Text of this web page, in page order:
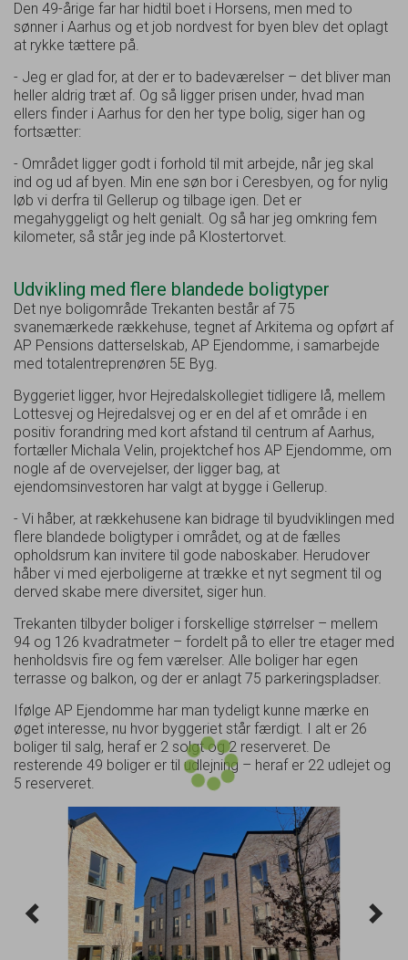
Den 49-årige far har hidtil boet i Horsens, men med to
sønner i Aarhus og et job nordvest for byen blev det oplagt
at rykke tættere på.
- Jeg er glad for, at der er to badeværelser – det bliver man
heller aldrig træt af. Og så ligger prisen under, hvad man
ellers finder i Aarhus for den her type bolig, siger han og
fortsætter:
- Området ligger godt i forhold til mit arbejde, når jeg skal
ind og ud af byen. Min ene søn bor i Ceresbyen, og for nylig
løb vi derfra til Gellerup og tilbage igen. Det er
megahyggeligt og helt genialt. Og så har jeg omkring fem
kilometer, så står jeg inde på Klostertorvet.
Udvikling med flere blandede boligtyper
Det nye boligområde Trekanten består af 75
svanemærkede rækkehuse, tegnet af Arkitema og opført af
AP Pensions datterselskab, AP Ejendomme, i samarbejde
med totalentreprenøren 5E Byg.
Byggeriet ligger, hvor Hejredalskollegiet tidligere lå, mellem
Lottesvej og Hejredalsvej og er en del af et område i en
positiv forandring med kort afstand til centrum af Aarhus,
fortæller Michala Velin, projektchef hos AP Ejendomme, om
nogle af de overvejelser, der ligger bag, at
ejendomsinvestoren har valgt at bygge i Gellerup.
- Vi håber, at rækkehusene kan bidrage til byudviklingen med
flere blandede boligtyper i området, og at de fælles
opholdsrum kan invitere til gode naboskaber. Herudover
håber vi med ejerboligerne at trække et nyt segment til og
derved skabe mere diversitet, siger hun.
Trekanten tilbyder boliger i forskellige størrelser – mellem
94 og 126 kvadratmeter – fordelt på to eller tre etager med
henholdsvis fire og fem værelser. Alle boliger har egen
terrasse og balkon, og der er anlagt 75 parkeringspladser.
Ifølge AP Ejendomme har man tydeligt kunne mærke en
øget interesse, nu hvor byggeriet står færdigt. I alt er 26
boliger til salg, heraf er 2 solgt og 2 reserveret. De
resterende 49 boliger er til udlejning – heraf er 22 udlejet og
5 reserveret.
Forrige